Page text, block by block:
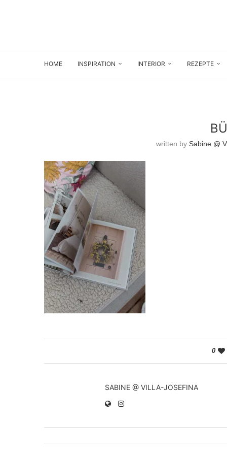
HOME INSPIRATION INTERIOR REZEPTE
written by Sabine @
0
SABINE @ VILLA-JOSEFINA